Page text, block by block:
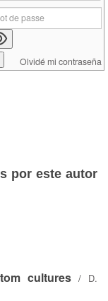
por este autor
cultures / D.
Olvidé mi contraseña